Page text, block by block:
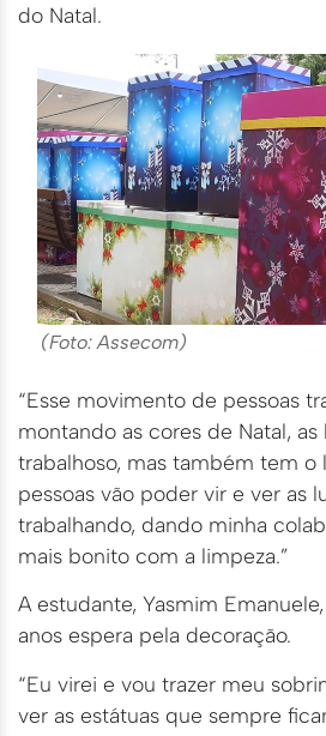
do Natal.
(Foto: Assecom)
“Esse movimento de pessoas
montando as cores de Natal, as
trabalhoso, mas também tem o
pessoas vão poder vir e ver as
trabalhando, dando minha
mais bonito com a limpeza.”
A estudante, Yasmim
anos espera pela decoração.
“Eu virei e vou trazer meu
ver as estátuas que sempre